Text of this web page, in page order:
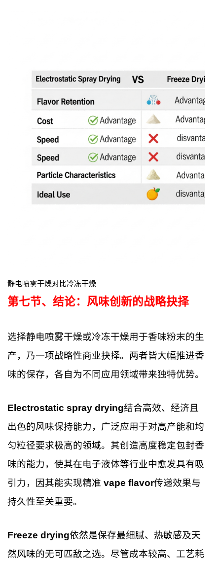
静电喷雾干燥对比冷冻干燥
第七节、 结论：风味创新的战略抉择
选择静电喷雾干燥或冷冻干燥用于香味粉末的生
产，乃一项战略性商业抉择。两者皆大幅推进香
味的保存，各自为不同应用领域带来独特优势。
Electrostatic spray drying结合高效、经济且
出色的风味保持能力，广泛应用于对高产能和均
匀粒径要求极高的领域。其创造高度稳定包封香
味的能力，使其在电子液体等行业中愈发具有吸
引力，因其能实现精准 vape flavor传递效果与
持久性至关重要。
Freeze drying依然是保存最细腻、热敏感及天
然风味的无可匹敌之选。尽管成本较高、工艺耗